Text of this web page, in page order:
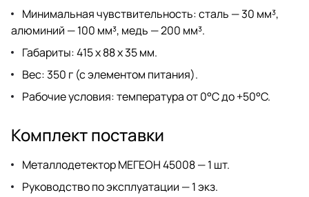
Минимальная чувствительность: сталь — 30 мм³,
алюминий — 100 мм³, медь — 200 мм³.
Габариты: 415 х 88 х 35 мм.
Вес: 350 г (с элементом питания).
Рабочие условия: температура от 0°C до +50°C.
Комплект поставки
Металлодетектор МЕГЕОН 45008 — 1 шт.
Руководство по эксплуатации — 1 экз.